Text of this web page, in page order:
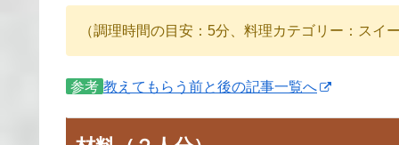
（調理時間の目安：5分、料理カテゴリー：スイ
参考 教えてもらう前と後の記事一覧へ